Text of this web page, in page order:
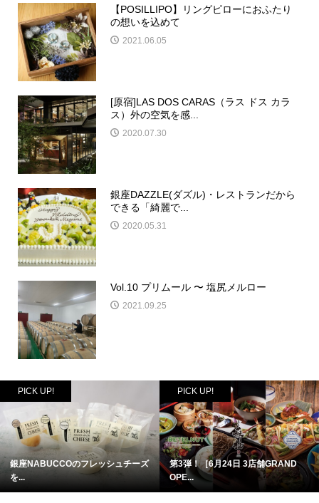
【POSILLIPO】リングピローにおふたり
の想いを込めて
2021.06.05
[原宿]LAS DOS CARAS（ラス ドス カラ
ス）外の空気を感...
2020.07.30
銀座DAZZLE(ダズル)・レストランだから
できる「綺麗で...
2020.05.31
Vol.10 プリムール 〜 塩尻メルロー
2021.09.25
PICK UP!
銀座NABUCCOのフレッシュチーズ
を...
PICK UP!
第3弾！［6月24日 3店舗GRAND
OPE...